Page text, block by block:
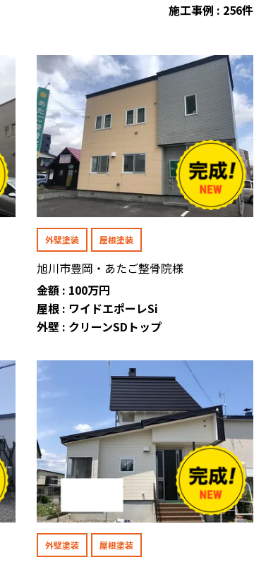
施工事例 : 256件
外壁塗装 屋根塗装
旭川市豊岡・あたご整骨院様
金額 : 100万円
屋根 : ワイドエポーレSi
外壁 : クリーンSDトップ
外壁塗装 屋根塗装